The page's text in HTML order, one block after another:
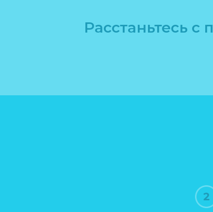
Расстаньтесь